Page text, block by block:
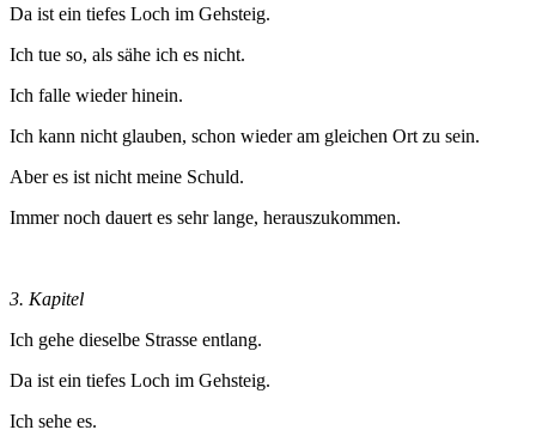
Da ist ein tiefes Loch im Gehsteig.
Ich tue so, als sähe ich es nicht.
Ich falle wieder hinein.
Ich kann nicht glauben, schon wieder am gleichen Ort zu sein.
Aber es ist nicht meine Schuld.
Immer noch dauert es sehr lange, herauszukommen.
3. Kapitel
Ich gehe dieselbe Strasse entlang.
Da ist ein tiefes Loch im Gehsteig.
Ich sehe es.